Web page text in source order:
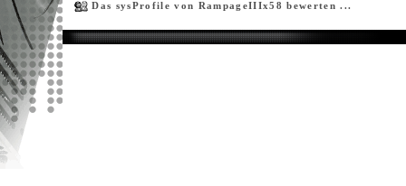
Das sysProfile von RampageIIIx58 bewerten ...